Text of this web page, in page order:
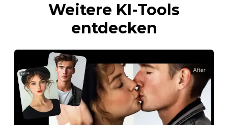
Weitere KI-Tools
entdecken